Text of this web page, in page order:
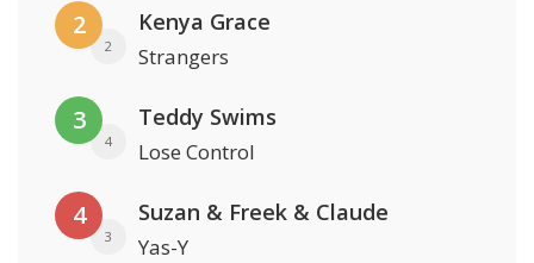
2
2
Kenya Grace
Strangers
3
4
Teddy Swims
Lose Control
4
3
Suzan & Freek & Claude
Yas-Y